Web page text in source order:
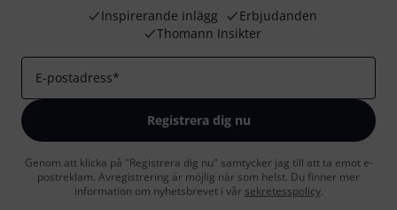
Inspirerande inlägg
Erbjudanden
Thomann Insikter
E-postadress*
Registrera dig nu
Genom att klicka på "Registrera dig nu" samtycker jag till att ta emot e-
postreklam. Avregistrering är möjlig när som helst. Du finner mer
information om nyhetsbrevet i vår sekretesspolicy.